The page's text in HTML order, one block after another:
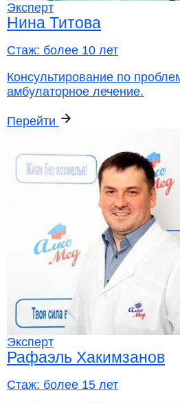
Эксперт
Нина Титова
Стаж: более 10 лет
Консультирование по
амбулаторное лечение.
Перейти
Эксперт
Рафаэль Хакимзанов
Стаж: более 15 лет